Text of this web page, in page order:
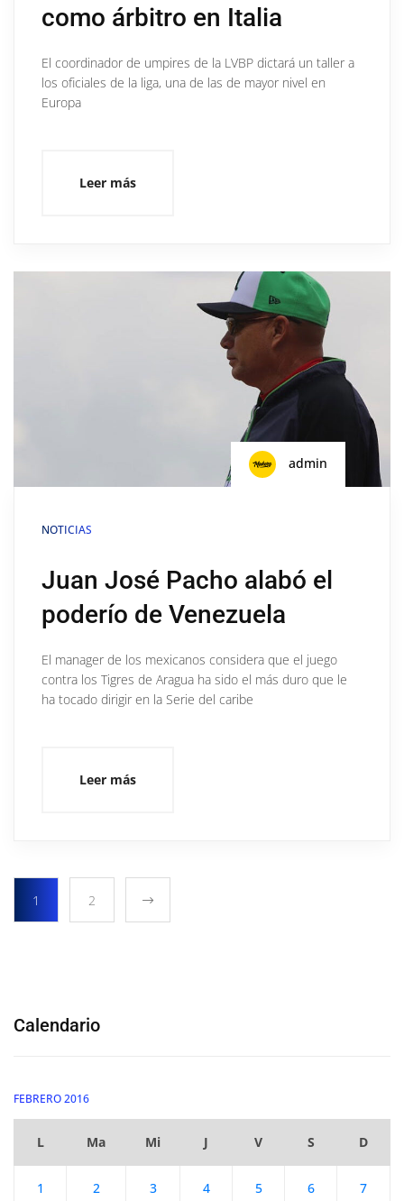
como árbitro en Italia
El coordinador de umpires de la LVBP dictará un taller a
los oficiales de la liga, una de las de mayor nivel en
Europa
Leer más
admin
NOTICIAS
Juan José Pacho alabó el
poderío de Venezuela
El manager de los mexicanos considera que el juego
contra los Tigres de Aragua ha sido el más duro que le
ha tocado dirigir en la Serie del caribe
Leer más
1 2
Calendario
FEBRERO 2016
L Ma Mi J V S D
1 2 3 4 5 6 7